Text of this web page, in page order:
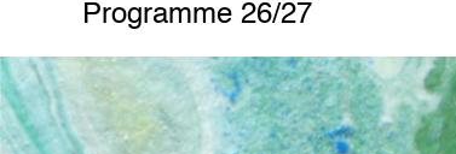
Programme 26/27